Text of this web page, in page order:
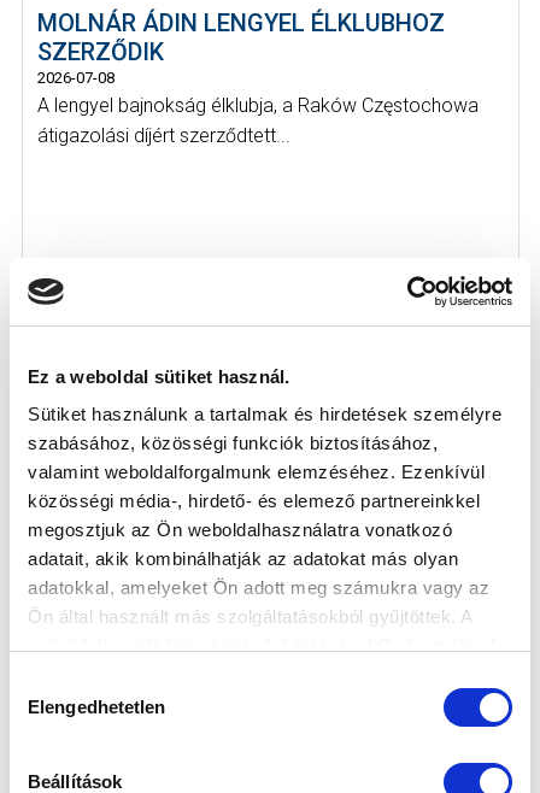
Ez a weboldal sütiket használ.
Sütiket használunk a tartalmak és hirdetések személyre
szabásához, közösségi funkciók biztosításához,
valamint weboldalforgalmunk elemzéséhez. Ezenkívül
közösségi média-, hirdető- és elemező partnereinkkel
megosztjuk az Ön weboldalhasználatra vonatkozó
adatait, akik kombinálhatják az adatokat más olyan
adatokkal, amelyeket Ön adott meg számukra vagy az
Ön által használt más szolgáltatásokból gyűjtöttek. A
kiválasztása
Elengedhetetlen
Beállítások
MOLNÁR ÁDIN LENGYEL ÉLKLUBHOZ
SZERZŐDIK
2026-07-08
A lengyel bajnokság élklubja, a Raków Częstochowa
átigazolási díjért szerződtett...
KÖZLEMÉNY
nem lesz tagja a 2026/2027-e...